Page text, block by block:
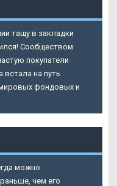
тащу в закладки
Сообществом
покупатели
на путь
фондовых и
можно
чем его